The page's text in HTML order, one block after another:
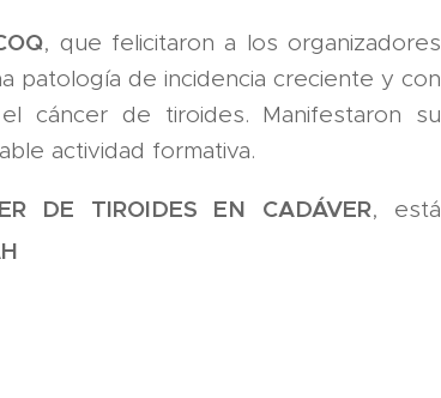
, que felicitaron a los organizadores
patología de incidencia creciente y con
cáncer de tiroides. Manifestaron su
actividad formativa.
DE TIROIDES EN CADÁVER, está